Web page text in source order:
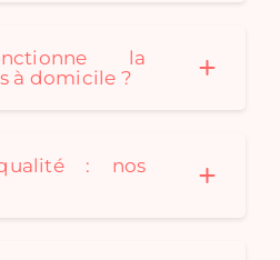
la
à domicile ?
: nos